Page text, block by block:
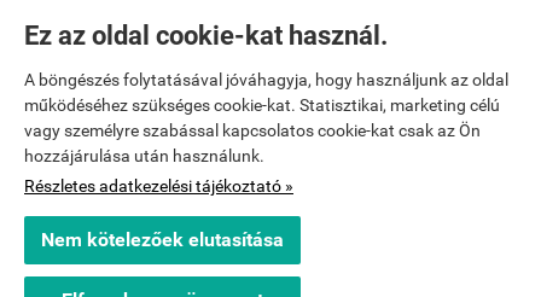
Ez az oldal cookie-kat használ.
A böngészés folytatásával jóváhagyja, hogy használjunk az oldal
működéséhez szükséges cookie-kat. Statisztikai, marketing célú
vagy személyre szabással kapcsolatos cookie-kat csak az Ön
hozzájárulása után használunk.
Részletes adatkezelési tájékoztató »
Nem kötelezőek elutasítása
Közérdekű információk: Cégnév: RGB Computer Számítástechnikai
Korlátolt Felelősségű Társaság
Adószám: 13420116-2-07 Cégjegyzékszám: 07-09-010901
Cégbíróság: Fejér Megyei Bíróság mint Cégbíróság
Bankszámla: 10402908-50527048-48671009
webshop.rgbcomputer.hu - RGB Computer Kft.